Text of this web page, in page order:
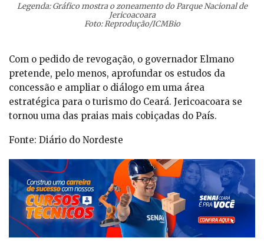
Legenda:Gráfico mostra o zoneamento do Parque Nacional de
Jericoacoara
Foto:Reprodução/ICMBio
Com o pedido de revogação, o governador Elmano
pretende, pelo menos, aprofundar os estudos da
concessão e ampliar o diálogo em uma área
estratégica para o turismo do Ceará. Jericoacoara se
tornou uma das praias mais cobiçadas do País.
Fonte: Diário do Nordeste